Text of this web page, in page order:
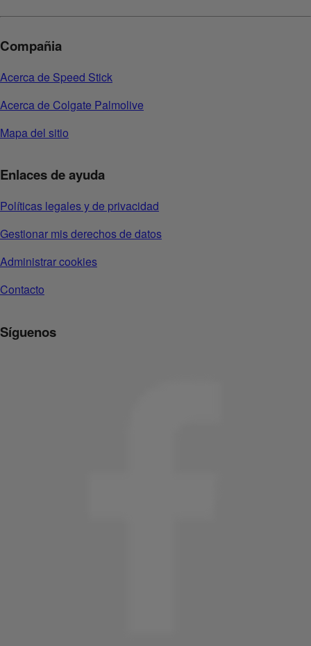
Compañia
Acerca de Speed Stick
Acerca de Colgate Palmolive
Mapa del sitio
Enlaces de ayuda
Políticas legales y de privacidad
Gestionar mis derechos de datos
Administrar cookies
Contacto
Síguenos